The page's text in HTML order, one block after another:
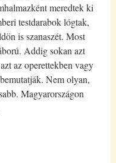
meredtek ki
testdarabok lógtak,
is szanaszét. Most
Addig sokan azt
az operettekben vagy
Nem olyan,
Magyarországon